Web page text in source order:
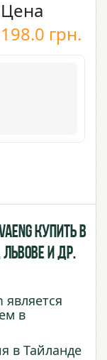
Цена
198.0 грн.
купить в
Львове и др.
в
в Тайланде